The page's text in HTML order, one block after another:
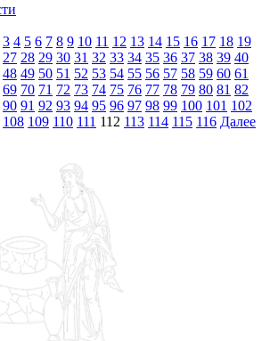
3 4 5 6 7 8 9 10 11 12 13 14 15 16 17 18 19
27 28 29 30 31 32 33 34 35 36 37 38 39 40
48 49 50 51 52 53 54 55 56 57 58 59 60 61
69 70 71 72 73 74 75 76 77 78 79 80 81 82
90 91 92 93 94 95 96 97 98 99 100 101 102
108 109 110 111 112 113 114 115 116 Далее